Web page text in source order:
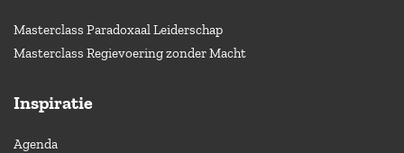
Masterclass Paradoxaal Leiderschap
Masterclass Regievoering zonder Macht
Inspiratie
Agenda